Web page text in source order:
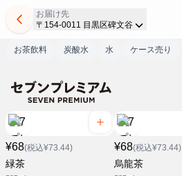
お届け先
〒154-0011 目黒区碑文谷
お茶飲料 炭酸水 水 ケース売り
¥68(税込¥73.44)
緑茶
¥68(税込¥73.44)
烏龍茶